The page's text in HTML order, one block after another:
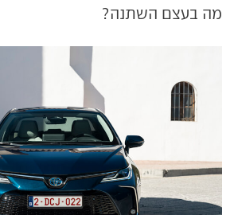
מה בעצם השתנה?